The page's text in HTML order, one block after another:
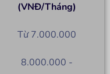
(VNĐ/Tháng)
Từ 7.000.000
8.000.000 -